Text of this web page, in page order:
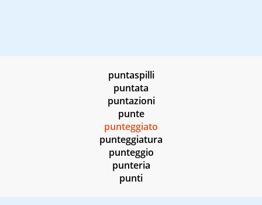
puntaspilli
puntata
puntazioni
punte
punteggiato
punteggiatura
punteggio
punteria
punti